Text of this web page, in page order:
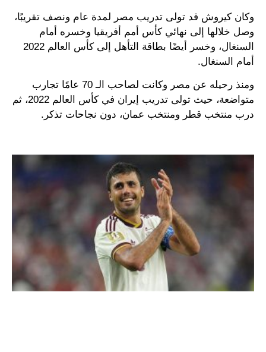
وكان كيروش قد تولى تدريب مصر لمدة عام ونصف تقريبًا،
وصل خلالها إلى نهائي كأس أمم أفريقيا وخسره أمام
السنغال، وخسر أيضًا بطاقة التأهل إلى كأس العالم 2022
أمام السنغال.
ومنذ رحيله عن مصر وكانت لصاحب الـ 70 عامًا تجارب
متواضعة، حيث تولى تدريب إيران في كأس العالم 2022، ثم
درب منتخب قطر ومنتخب عمان، دون نجاحات تذكر.